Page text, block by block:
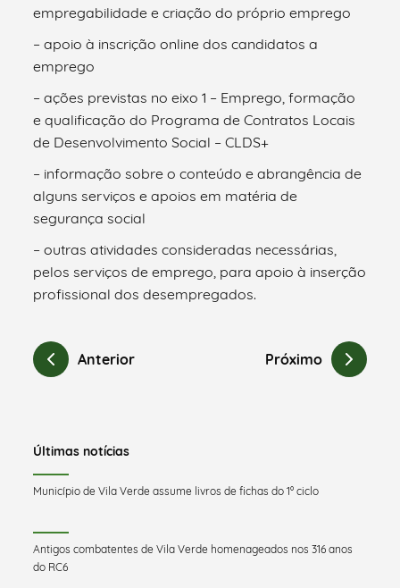
empregabilidade e criação do próprio emprego
– apoio à inscrição online dos candidatos a
emprego
– ações previstas no eixo 1 – Emprego, formação
e qualificação do Programa de Contratos Locais
de Desenvolvimento Social – CLDS+
– informação sobre o conteúdo e abrangência de
alguns serviços e apoios em matéria de
segurança social
– outras atividades consideradas necessárias,
pelos serviços de emprego, para apoio à inserção
profissional dos desempregados.
Anterior Próximo
Últimas notícias
Município de Vila Verde assume livros de fichas do 1º ciclo
Antigos combatentes de Vila Verde homenageados nos 316 anos
do RC6